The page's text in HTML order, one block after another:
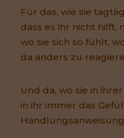
Für das, wie sie
dass es ihr nicht hilft,
wo sie sich so fühlt,
da anders zu
Und da, wo sie in
in ihr immer das